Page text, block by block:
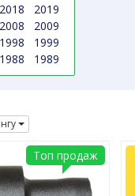
2018
2019
2008
2009
1998
1999
1988 1989
Топ продаж